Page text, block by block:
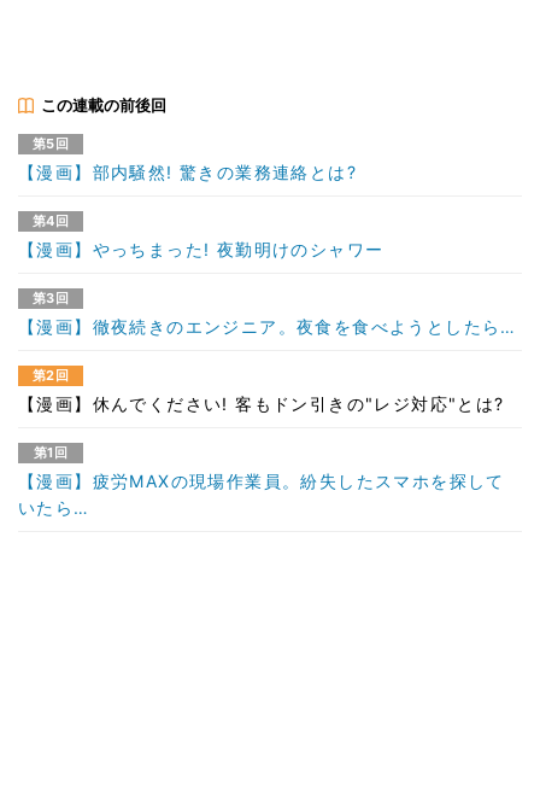
この連載の前後回
第5回
【漫画】部内騒然! 驚きの業務連絡とは?
第4回
【漫画】やっちまった! 夜勤明けのシャワー
第3回
【漫画】徹夜続きのエンジニア。夜食を食べようとしたら…
第2回
【漫画】休んでください! 客もドン引きの"レジ対応"とは?
第1回
【漫画】疲労MAXの現場作業員。紛失したスマホを探して
いたら…